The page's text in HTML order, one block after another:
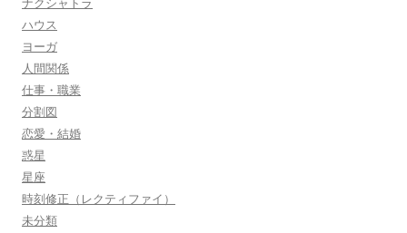
ハウス
ヨーガ
人間関係
仕事・職業
分割図
恋愛・結婚
惑星
星座
時刻修正（レクティファイ）
未分類